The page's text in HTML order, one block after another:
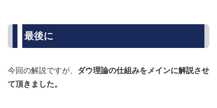
最後に
今回の解説ですが、 ダウ理論の仕組みをメインに解説させ
て頂きました。